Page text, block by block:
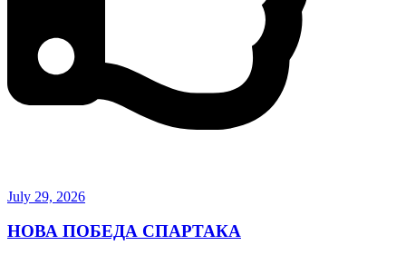
July 29, 2026
НОВА ПОБЕДА СПАРТАКА